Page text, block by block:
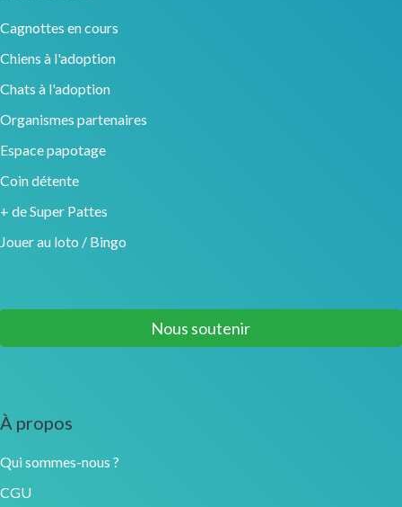
Cagnottes en cours
Chiens à l'adoption
Chats à l'adoption
Organismes partenaires
Espace papotage
Coin détente
+ de Super Pattes
Jouer au loto / Bingo
Nous soutenir
À propos
Qui sommes-nous ?
CGU